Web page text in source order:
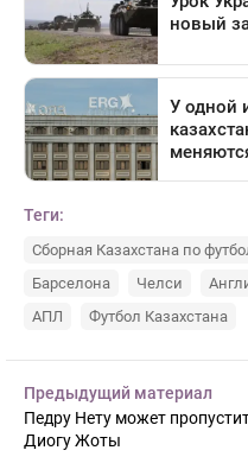
Теги:
Сборная Казахстана по
Барселона
Челси
АПЛ
Футбол Казахстана
Предыдущий материал
Педру Нету может
Диогу Жоты